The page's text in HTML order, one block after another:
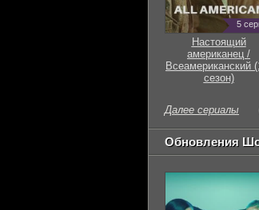
5
Настоящий
американец /
Всеамериканский
сезон)
Далее сериалы
Обновления